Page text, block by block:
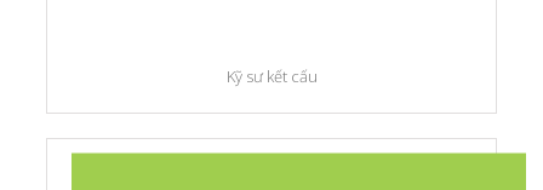
Kỹ sư kết cấu